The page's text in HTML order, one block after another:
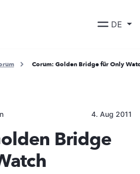
DE
Corum: Golden Bridge für Only
4. Aug 2011
Bridge